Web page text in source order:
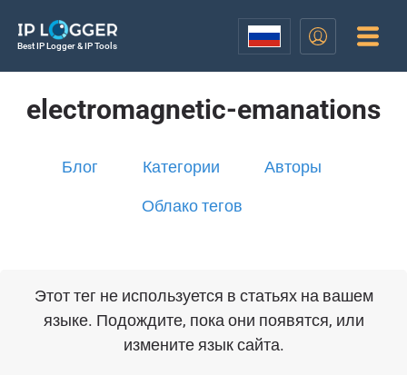
Best IP Logger & IP Tools
electromagnetic-emanations
Блог Категории Авторы
Облако тегов